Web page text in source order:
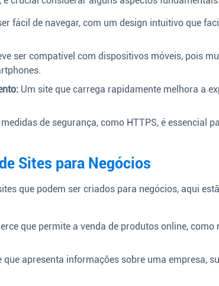
fácil de navegar, com um design intuitivo que
ser compatível com dispositivos móveis, pois
Um site que carrega rapidamente melhora a
de segurança, como HTTPS, é essencial
Sites para Negócios
que podem ser criados para negócios, aqui
que permite a venda de produtos online, como
que apresenta informações sobre uma empresa,